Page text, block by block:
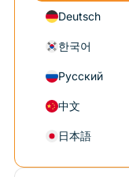
Deutsch
한국어
Русский
中文
日本語